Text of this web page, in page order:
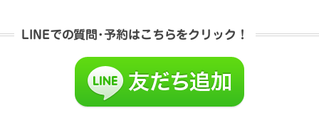
LINEでの質問･予約はこちらをクリック！